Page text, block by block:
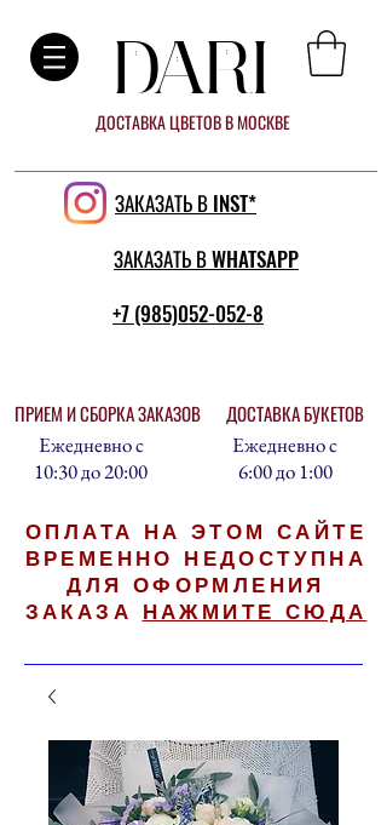
ДОСТАВКА ЦВЕТОВ В МОСКВЕ
DARI
ЗАКАЗАТЬ В INST*
ЗАКАЗАТЬ В WHATSAPP
+7 (985)052-052-8
ПРИЕМ И СБОРКА ЗАКАЗОВ
Ежедневно с
10:30 до 20:00
ДОСТАВКА БУКЕТОВ
Ежедневно с
6:00 до 1:00
ОПЛАТА НА ЭТОМ САЙТЕ
ВРЕМЕННО НЕДОСТУПНА
ДЛЯ ОФОРМЛЕНИЯ
ЗАКАЗА НАЖМИТЕ СЮДА